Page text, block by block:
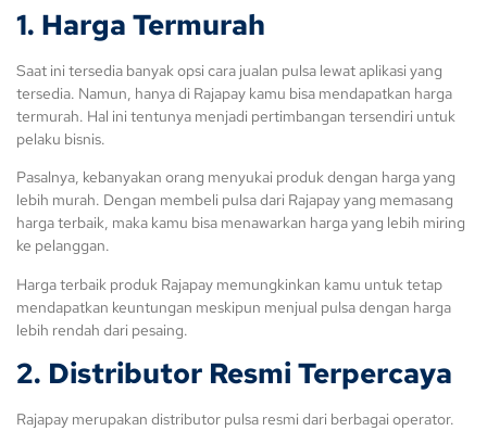
1. Harga Termurah
Saat ini tersedia banyak opsi cara jualan pulsa lewat aplikasi yang
tersedia. Namun, hanya di Rajapay kamu bisa mendapatkan harga
termurah. Hal ini tentunya menjadi pertimbangan tersendiri untuk
pelaku bisnis.
Pasalnya, kebanyakan orang menyukai produk dengan harga yang
lebih murah. Dengan membeli pulsa dari Rajapay yang memasang
harga terbaik, maka kamu bisa menawarkan harga yang lebih miring
ke pelanggan.
Harga terbaik produk Rajapay memungkinkan kamu untuk tetap
mendapatkan keuntungan meskipun menjual pulsa dengan harga
lebih rendah dari pesaing.
2. Distributor Resmi Terpercaya
Rajapay merupakan distributor pulsa resmi dari berbagai operator.